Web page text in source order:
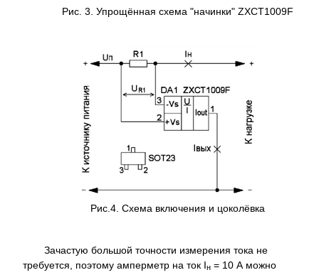
Рис. 3. Упрощённая схема "начинки" ZXCT1009F
Рис.4. Схема включения и цоколёвка
Зачастую большой точности измерения тока не
требуется, поэтому амперметр на ток Iн = 10 А можно